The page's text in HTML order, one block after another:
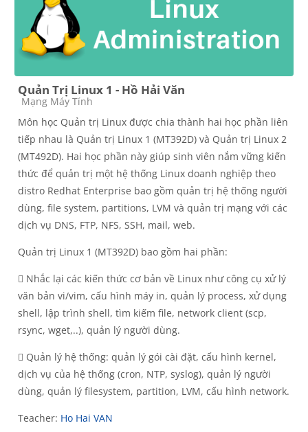
Quản Trị Linux 1 - Hồ Hải Văn
Course category
Mạng Máy Tính
Môn học Quản trị Linux được chia thành hai học phần liên
tiếp nhau là Quản trị Linux 1 (MT392D) và Quản trị Linux 2
(MT492D). Hai học phần này giúp sinh viên nắm vững kiến
thức để quản trị một hệ thống Linux doanh nghiệp theo
distro Redhat Enterprise bao gồm quản trị hệ thống người
dùng, file system, partitions, LVM và quản trị mạng với các
dịch vụ DNS, FTP, NFS, SSH, mail, web.
Quản trị Linux 1 (MT392D) bao gồm hai phần:
 Nhắc lại các kiến thức cơ bản về Linux như công cụ xử lý
văn bản vi/vim, cấu hình máy in, quản lý process, xử dụng
shell, lập trình shell, tìm kiếm file, network client (scp,
rsync, wget,..), quản lý người dùng.
 Quản lý hệ thống: quản lý gói cài đặt, cấu hình kernel,
dịch vụ của hệ thống (cron, NTP, syslog), quản lý người
dùng, quản lý filesystem, partition, LVM, cấu hình network.
Teacher: Ho Hai VAN